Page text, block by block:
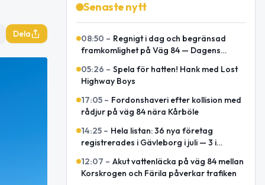
Dela
Senaste nytt
08:50 – Regnigt i dag och begränsad
framkomlighet på Väg 84 — Dagens
05:26 – Spela för hatten! Hank med Lost
Highway Boys
17:05 – Fordonshaveri efter kollision med
rådjur på väg 84 nära Kårböle
14:25 – Hela listan: 36 nya företag
registrerades i Gävleborg i juli — 3 i
12:07 – Akut vattenläcka på väg 84 mellan
Korskrogen och Färila påverkar trafiken